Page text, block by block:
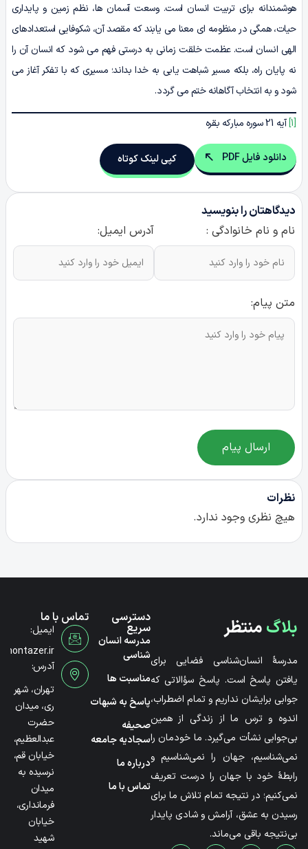
هوشمندانه برای تربیت انسان است. وسعت آسمان ها، نظم زمین و پایداری
حیات، همگی در منظومه ای معنا می یابند که مقصد آن، شکوفایی استعدادهای
الهی انسان است. عظمت خلقت زمانی به درستی فهم می شود که انسان آن را
نه پایان راه، بلکه مسیر شباهت یابی به خدا بداند؛ مسیری که با تفکر آغاز می
شود و به انتخاب آگاهانه ختم می گردد.
[1] آیه 21 سوره مبارکه بقره
دانلود فایل PDF کپی لینک کوتاه
دیدگاهتان را بنویسید
نام و نام خانوادگی :
آدرس ایمیل:
متن پیام:
ارسال پیام
نظرات
هیچ نظری وجود ندارد.
بلاگمنتظر
مدرسۀ انسان‌شناسی فضایی برای
یافتن پاسخ است. پاسخ سؤالاتی که
جوابی برایشان نداریم و تمام اضطراب،
اندوه و ترس ما از زندگی از همین
بی‌جوابی نشأت می‌گیرد. ما خودمان را
نمی‌شناسیم، جهان را نمی‌شناسیم و
رابطۀ خود با جهان را درست تعریف
نمی‌کنیم؛ در نتیجه تمام تلاش ما برای
رسیدن به عشق، آرامش و شادی پایدار
بی‌نتیجه باقی می‌ماند.
دسترسی
سریع
مدرسه انسان
شناسی
مناسبت ها
پاسخ به شبهات
صحیفه
سجادیه جامعه
درباره ما
تماس با ما
تماس با ما
ایمیل:
آدرس:
تهران، شهر
ری، میدان
حضرت
عبدالعظیم،
خیابان قم،
نرسیده به
میدان
فرمانداری،
خیابان
شهید